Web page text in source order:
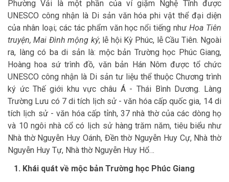
Phường Vải là một phần của ví giặm Nghệ Tĩnh được
UNESCO công nhận là Di sản văn hóa phi vật thể đại diện
của nhân loại; các tác phẩm văn học nổi tiếng nhưHoa Tiên
truyện, Mai Đình mộng ký; lễ hội Kỳ Phúc, lễ Cầu Tiên. Ngoài
ra, làng có ba di sản là: mộc bản Trường học Phúc Giang,
Hoàng hoa sứ trình đồ, văn bản Hán Nôm được tổ chức
UNESCO công nhận là Di sản tư liệu thể thuộc Chương trình
ký ức Thế giới khu vực châu Á - Thái Bình Dương. Làng
Trường Lưu có 7 di tích lịch sử - văn hóa cấp quốc gia, 14 di
tích lịch sử - văn hóa cấp tỉnh, 37 nhà thờ của các dòng họ
và 10 ngôi nhà cổ có lịch sử hàng trăm năm, tiêu biểu như
Nhà thờ Nguyễn Huy Oánh, Đền thờ Nguyễn Huy Cự, Nhà thờ
Nguyễn Huy Tự, Nhà thờ Nguyễn Huy Hổ…
1. Khái quát về mộc bản Trường học Phúc Giang